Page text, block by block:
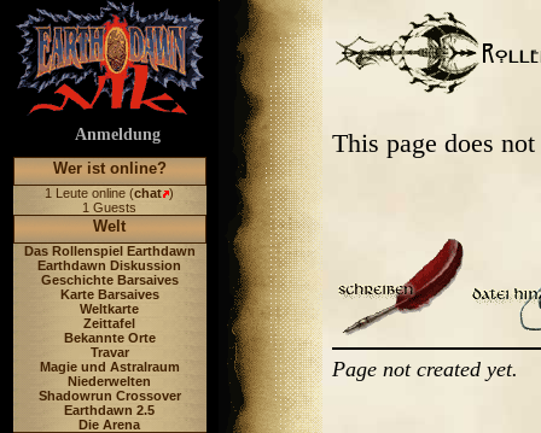
Anmeldung
Wer ist online?
1 Leute online (chat )
1 Guests
Welt
Das Rollenspiel Earthdawn
Earthdawn Diskussion
Geschichte Barsaives
Karte Barsaives
Weltkarte
Zeittafel
Bekannte Orte
Travar
Magie und Astralraum
Niederwelten
Shadowrun Crossover
Earthdawn 2.5
Die Arena
This page does
Page not created yet.